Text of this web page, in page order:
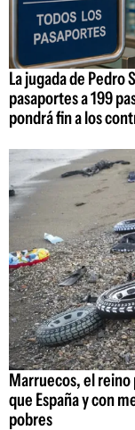
La jugada de Pedro
pasaportes a 199
pondrá fin a los
Marruecos, el
que España y con
pobres